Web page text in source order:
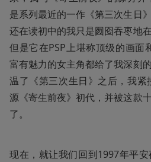
是系列最近的一作《第三次生日
还在读初中的我只是囫囵吞枣地
但是它在PSP上堪称顶级的画面
富有魅力的女主角都给了我深刻
温了《第三次生日》之后，我紧
源《寄生前夜》初代，并被这款
了。
现在，就让我们回到1997年平